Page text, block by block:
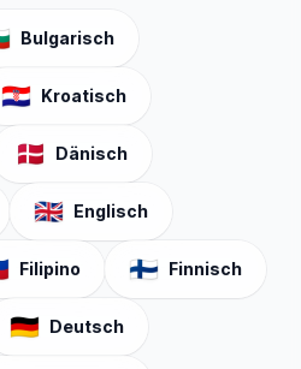
Bulgarisch
🇭🇷 Kroatisch
🇩🇰 Dänisch
🇬🇧 Englisch
Filipino 🇫🇮 Finnisch
🇩🇪 Deutsch